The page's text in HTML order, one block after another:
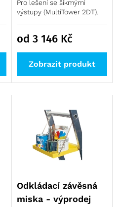
Pro lešení se šikmými
výstupy (MultiTower 2DT).
od 3 146 Kč
Zobrazit produkt
Odkládací závěsná
miska - výprodej